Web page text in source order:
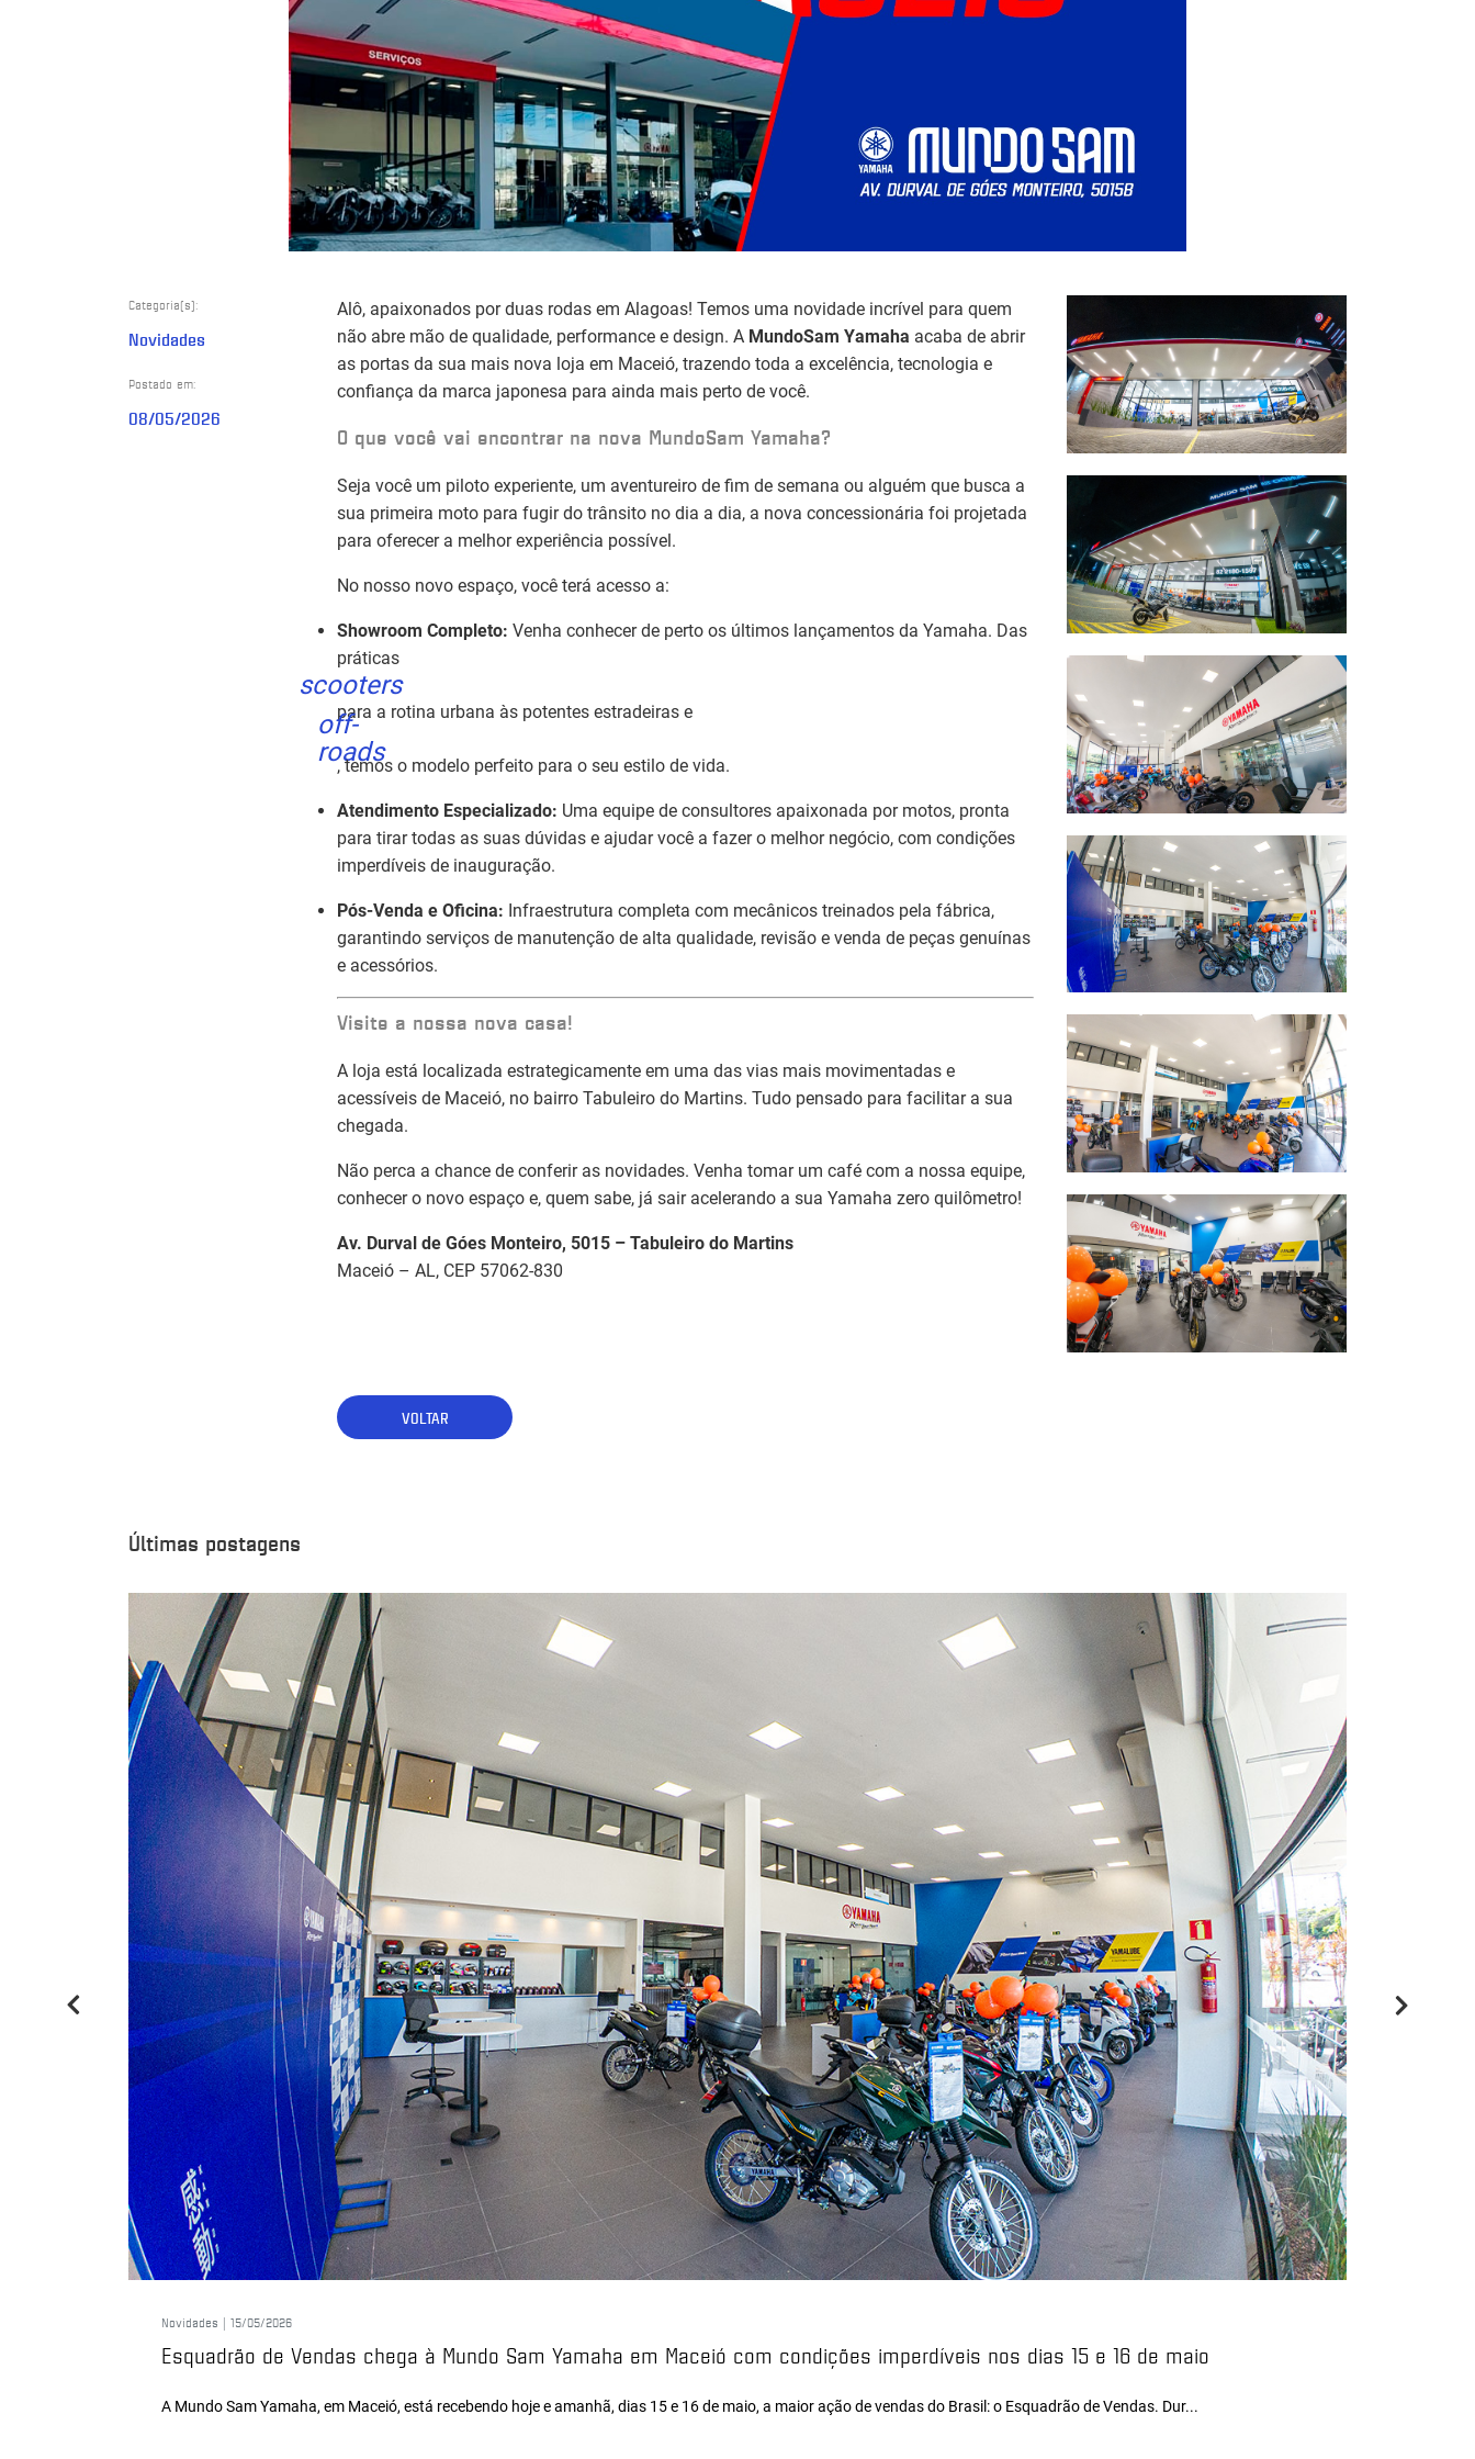
Categoria(s):
Novidades
Postado em:
08/05/2026
Alô, apaixonados por duas rodas em Alagoas! Temos uma novidade incrível para quem
não abre mão de qualidade, performance e design. A MundoSam Yamaha acaba de abrir
as portas da sua mais nova loja em Maceió, trazendo toda a excelência, tecnologia e
confiança da marca japonesa para ainda mais perto de você.
O que você vai encontrar na nova MundoSam Yamaha?
Seja você um piloto experiente, um aventureiro de fim de semana ou alguém que busca a
sua primeira moto para fugir do trânsito no dia a dia, a nova concessionária foi projetada
para oferecer a melhor experiência possível.
No nosso novo espaço, você terá acesso a:
Showroom Completo: Venha conhecer de perto os últimos lançamentos da Yamaha. Das
práticas
scooters
para a rotina urbana às potentes estradeiras e
off-
roads
, temos o modelo perfeito para o seu estilo de vida.
Atendimento Especializado: Uma equipe de consultores apaixonada por motos, pronta
para tirar todas as suas dúvidas e ajudar você a fazer o melhor negócio, com condições
imperdíveis de inauguração.
Pós-Venda e Oficina: Infraestrutura completa com mecânicos treinados pela fábrica,
garantindo serviços de manutenção de alta qualidade, revisão e venda de peças genuínas
e acessórios.
Visite a nossa nova casa!
A loja está localizada estrategicamente em uma das vias mais movimentadas e
acessíveis de Maceió, no bairro Tabuleiro do Martins. Tudo pensado para facilitar a sua
chegada.
Não perca a chance de conferir as novidades. Venha tomar um café com a nossa equipe,
conhecer o novo espaço e, quem sabe, já sair acelerando a sua Yamaha zero quilômetro!
Av. Durval de Góes Monteiro, 5015 – Tabuleiro do Martins
Maceió – AL, CEP 57062-830
VOLTAR
Últimas postagens
Novidades | 15/05/2026
Esquadrão de Vendas chega à Mundo Sam Yamaha em Maceió com condições imperdíveis nos dias 15 e 16 de maio
A Mundo Sam Yamaha, em Maceió, está recebendo hoje e amanhã, dias 15 e 16 de maio, a maior ação de vendas do Brasil: o Esquadrão de Vendas. Dur...